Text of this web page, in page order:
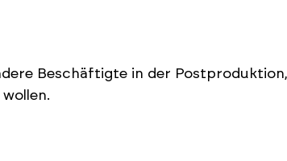
Beschäftigte in der